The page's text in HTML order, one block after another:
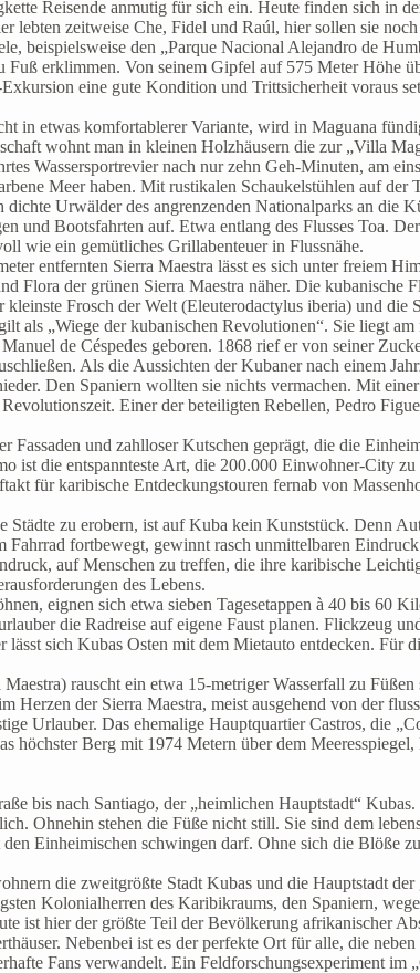
Reisende anmutig für sich ein. Heute finden sich in
lebten zeitweise Che, Fidel und Raúl, hier sollen sie
beispielsweise den „Parque Nacional Alejandro de
erklimmen. Von seinem Gipfel auf 575 Meter Höhe
eine gute Kondition und Trittsicherheit voraus
in etwas komfortablerer Variante, wird in Maguana
wohnt man in kleinen Holzhäusern die zur „Villa
Wassersportrevier nach nur zehn Geh-Minuten, am
Meer haben. Mit rustikalen Schaukelstühlen auf
Urwälder des angrenzenden Nationalparks an die
und Bootsfahrten auf. Etwa entlang des Flusses Toa.
wie ein gemütliches Grillabenteuer in Flussnähe.
entfernten Sierra Maestra lässt es sich unter freiem
Flora der grünen Sierra Maestra näher. Die
Frosch der Welt (Eleuterodactylus iberia) und die
als „Wiege der kubanischen Revolutionen“. Sie liegt
de Céspedes geboren. 1868 rief er von seiner
Als die Aussichten der Kubaner nach einem
Den Spaniern wollten sie nichts vermachen. Mit
Einer der beteiligten Rebellen, Pedro
und zahlloser Kutschen geprägt, die die
ist die entspannteste Art, die 200.000 Einwohner-City
für karibische Entdeckungstouren fernab von
Städte zu erobern, ist auf Kuba kein Kunststück. Denn
Fahrrad fortbewegt, gewinnt rasch unmittelbaren
auf Menschen zu treffen, die ihre karibische
des Lebens.
eignen sich etwa sieben Tagesetappen à 40 bis 60
die Radreise auf eigene Faust planen. Flickzeug
sich Kubas Osten mit dem Mietauto entdecken. Für
rauscht ein etwa 15-metriger Wasserfall zu
Herzen der Sierra Maestra, meist ausgehend von der
Urlauber. Das ehemalige Hauptquartier Castros, die
höchster Berg mit 1974 Metern über dem
bis nach Santiago, der „heimlichen Hauptstadt“
Ohnehin stehen die Füße nicht still. Sie sind dem
Einheimischen schwingen darf. Ohne sich die Blöße
die zweitgrößte Stadt Kubas und die Hauptstadt
Kolonialherren des Karibikraums, den Spaniern,
ist hier der größte Teil der Bevölkerung afrikanischer
Nebenbei ist es der perfekte Ort für alle, die
Fans verwandelt. Ein Feldforschungsexperiment